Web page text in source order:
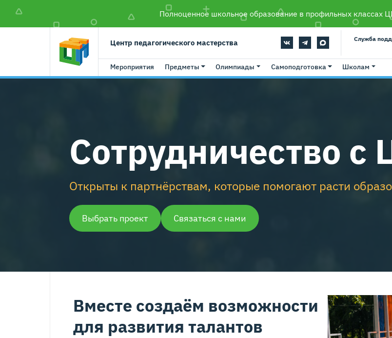
Полноценное школьное образование в профильных классах
Центр педагогического мастерства Служба
Мероприятия Предметы Олимпиады Самоподготовка Школам
Сотрудничество с
Открыты к партнёрствам, которые помогают расти
Выбрать проект Связаться с нами
Вместе создаём возможности
для развития талантов